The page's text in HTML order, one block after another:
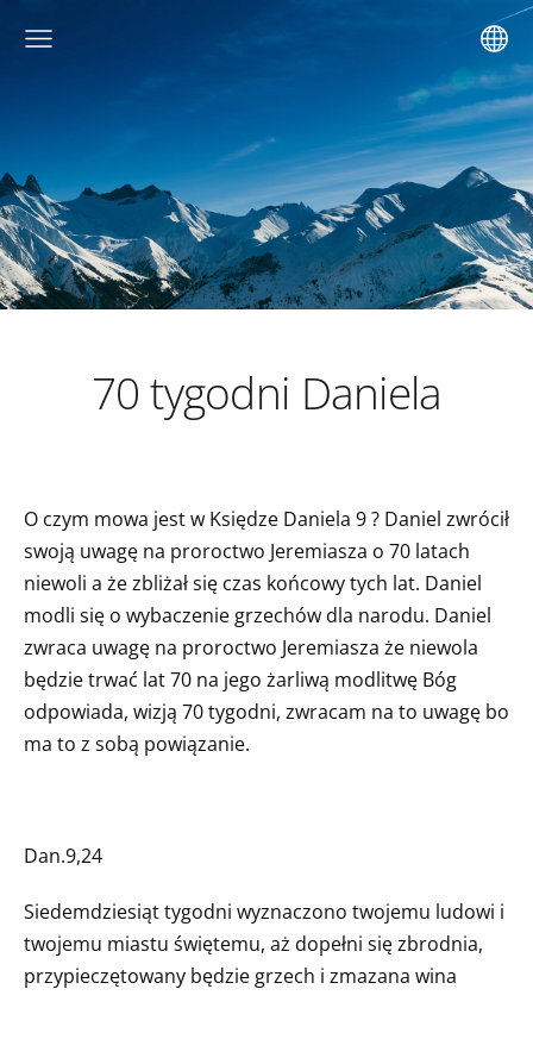
70 tygodni Daniela
O czym mowa jest w Księdze Daniela 9 ? Daniel zwrócił
swoją uwagę na proroctwo Jeremiasza o 70 latach
niewoli a że zbliżał się czas końcowy tych lat. Daniel
modli się o wybaczenie grzechów dla narodu. Daniel
zwraca uwagę na proroctwo Jeremiasza że niewola
będzie trwać lat 70 na jego żarliwą modlitwę Bóg
odpowiada, wizją 70 tygodni, zwracam na to uwagę bo
ma to z sobą powiązanie.
Dan.9,24
Siedemdziesiąt tygodni wyznaczono twojemu ludowi i
twojemu miastu świętemu, aż dopełni się zbrodnia,
przypieczętowany będzie grzech i zmazana wina